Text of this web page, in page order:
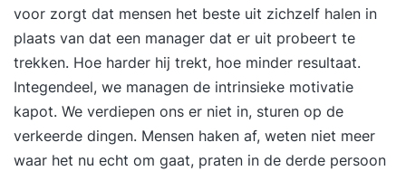
bewandelen vaak dezelfde denkroutes bij het
verzinnen van oplossingen en ideeën. Dat komt,
omdat we in patronen denken. Patronen
structureren onze wereld en bieden ons kaders
waarop we automatisch kunnen terugvallen als
we ze nodig hebben. Heel handig, maar het
belemmert je ook op het moment dat je ‘vast’ zit
voor zorgt dat mensen het beste uit zichzelf halen in
plaats van dat een manager dat er uit probeert te
trekken. Hoe harder hij trekt, hoe minder resultaat.
Integendeel, we managen de intrinsieke motivatie
kapot. We verdiepen ons er niet in, sturen op de
verkeerde dingen. Mensen haken af, weten niet meer
waar het nu echt om gaat, praten in de derde persoon